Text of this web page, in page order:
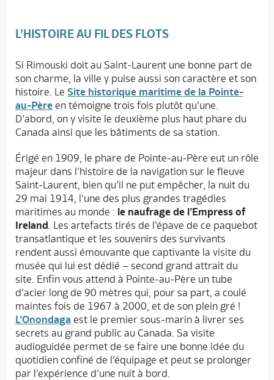
L’HISTOIRE AU FIL DES FLOTS
Si Rimouski doit au Saint-Laurent une bonne part de
son charme, la ville y puise aussi son caractère et son
histoire. Le Site historique maritime de la Pointe-
au-Père en témoigne trois fois plutôt qu’une.
D’abord, on y visite le deuxième plus haut phare du
Canada ainsi que les bâtiments de sa station.
Érigé en 1909, le phare de Pointe-au-Père eut un rôle
majeur dans l’histoire de la navigation sur le fleuve
Saint-Laurent, bien qu’il ne put empêcher, la nuit du
29 mai 1914, l’une des plus grandes tragédies
maritimes au monde : le naufrage de l’Empress of
Ireland . Les artefacts tirés de l’épave de ce paquebot
transatlantique et les souvenirs des survivants
rendent aussi émouvante que captivante la visite du
musée qui lui est dédié – second grand attrait du
site. Enfin vous attend à Pointe-au-Père un tube
d’acier long de 90 mètres qui, pour sa part, a coulé
maintes fois de 1967 à 2000, et de son plein gré !
L’Onondaga est le premier sous-marin à livrer ses
secrets au grand public au Canada. Sa visite
audioguidée permet de se faire une bonne idée du
quotidien confiné de l’équipage et peut se prolonger
par l’expérience d’une nuit à bord.